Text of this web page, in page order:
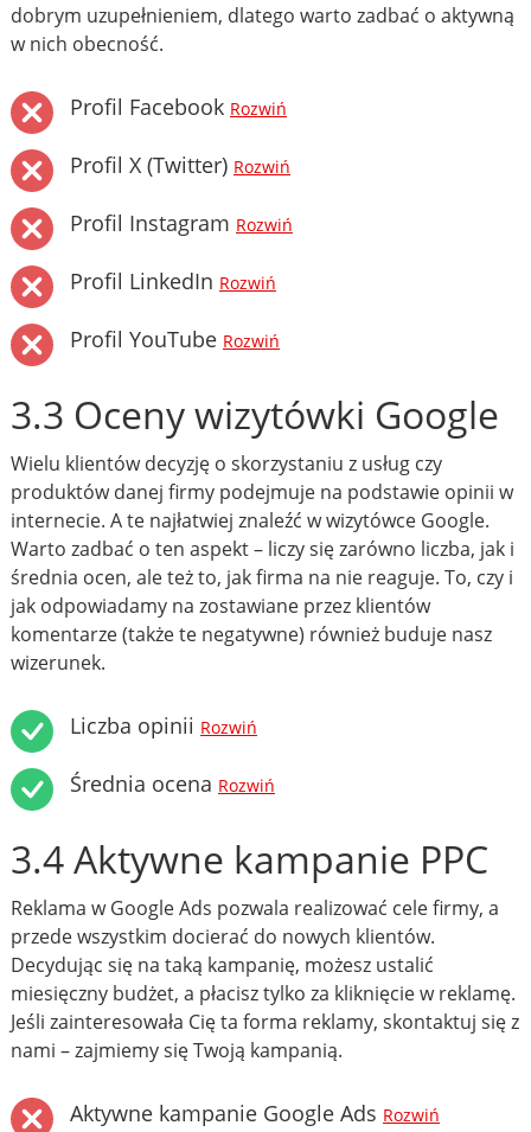
dobrym uzupełnieniem, dlatego warto zadbać o aktywną
w nich obecność.
Profil Facebook Rozwiń
Profil X (Twitter) Rozwiń
Profil Instagram Rozwiń
Profil LinkedIn Rozwiń
Profil YouTube Rozwiń
3.3 Oceny wizytówki Google
Wielu klientów decyzję o skorzystaniu z usług czy
produktów danej firmy podejmuje na podstawie opinii w
internecie. A te najłatwiej znaleźć w wizytówce Google.
Warto zadbać o ten aspekt – liczy się zarówno liczba, jak i
średnia ocen, ale też to, jak firma na nie reaguje. To, czy i
jak odpowiadamy na zostawiane przez klientów
komentarze (także te negatywne) również buduje nasz
wizerunek.
Liczba opinii Rozwiń
Średnia ocena Rozwiń
3.4 Aktywne kampanie PPC
Reklama w Google Ads pozwala realizować cele firmy, a
przede wszystkim docierać do nowych klientów.
Decydując się na taką kampanię, możesz ustalić
miesięczny budżet, a płacisz tylko za kliknięcie w reklamę.
Jeśli zainteresowała Cię ta forma reklamy, skontaktuj się z
nami – zajmiemy się Twoją kampanią.
Aktywne kampanie Google Ads Rozwiń